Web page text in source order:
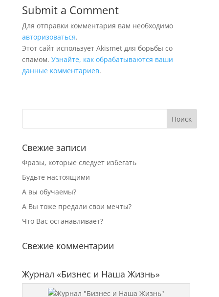
Submit a Comment
Для отправки комментария вам необходимо
авторизоваться.
Этот сайт использует Akismet для борьбы со
спамом. Узнайте, как обрабатываются ваши
данные комментариев.
Свежие записи
Фразы, которые следует избегать
Будьте настоящими
А вы обучаемы?
А Вы тоже предали свои мечты?
Что Вас останавливает?
Свежие комментарии
Журнал «Бизнес и Наша Жизнь»